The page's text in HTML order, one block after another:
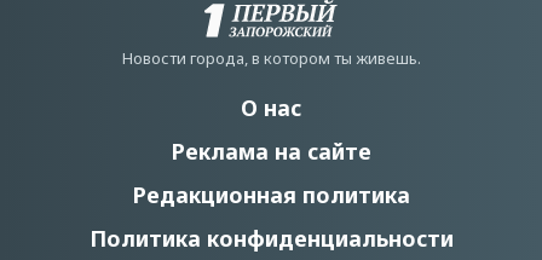
Новости города, в котором ты живешь.
О нас
Реклама на сайте
Редакционная политика
Политика конфиденциальности